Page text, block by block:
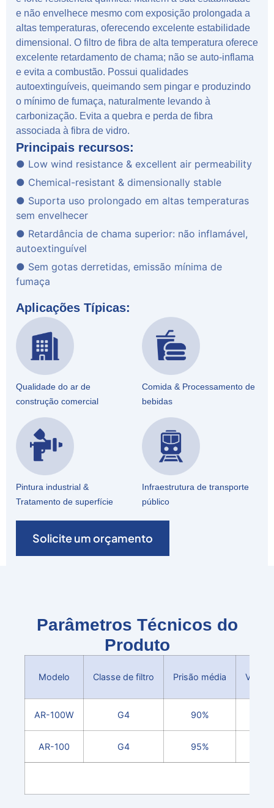
e não envelhece mesmo com exposição prolongada a
altas temperaturas, oferecendo excelente estabilidade
dimensional. O filtro de fibra de alta temperatura oferece
excelente retardamento de chama; não se auto-inflama
e evita a combustão. Possui qualidades
autoextinguíveis, queimando sem pingar e produzindo
o mínimo de fumaça, naturalmente levando à
carbonização. Evita a quebra e perda de fibra
associada à fibra de vidro.
Principais recursos:
● Low wind resistance & excellent air permeability
● Chemical-resistant & dimensionally stable
● Suporta uso prolongado em altas temperaturas
sem envelhecer
● Retardância de chama superior: não inflamável,
autoextinguível
● Sem gotas derretidas, emissão mínima de
fumaça
Aplicações Típicas:
Qualidade do ar de
construção comercial
Comida & Processamento de
bebidas
Pintura industrial &
Tratamento de superfície
Infraestrutura de transporte
público
Solicite um orçamento
Parâmetros Técnicos do
Produto
Modelo Classe de filtro Prisão média
AR-100W G4 90%
AR-100 G4 95%